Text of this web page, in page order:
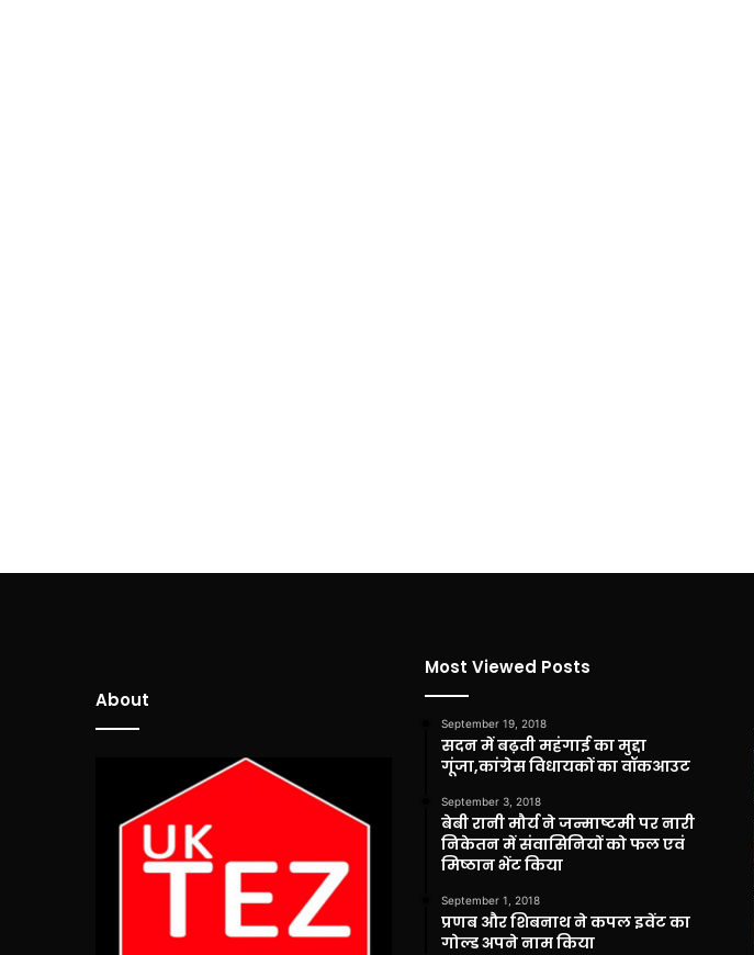
About
Most Viewed Posts
September 19, 2018
सदन में बढ़ती महंगाई का मुद्दा
गूंजा,कांग्रेस विधायकों का वॉकआउट
September 3, 2018
बेबी रानी मौर्य ने जन्माष्टमी पर नारी
निकेतन में संवासिनियों को फल एवं
मिष्ठान भेंट किया
September 1, 2018
प्रणब और शिबनाथ ने कपल इवेंट का
गोल्ड अपने नाम किया